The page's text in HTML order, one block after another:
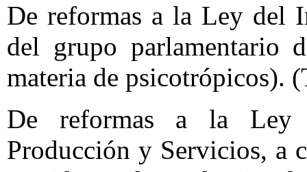
De reformas a la Ley del
del grupo parlamentario
materia de psicotrópicos).
De reformas a la Ley
Producción y Servicios, a